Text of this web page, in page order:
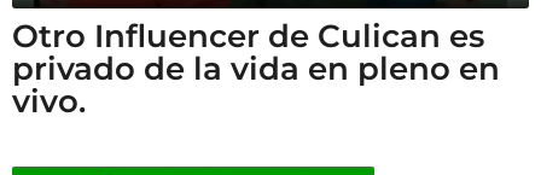
Otro Influencer de Culican es
privado de la vida en pleno en
vivo.